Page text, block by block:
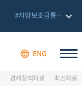
ENG
#지방보조금통합관리망
경제정책자료 최신자료